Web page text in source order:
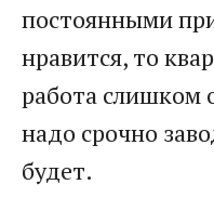
постоянными
нравится, то
работа слишком
надо срочно
будет.